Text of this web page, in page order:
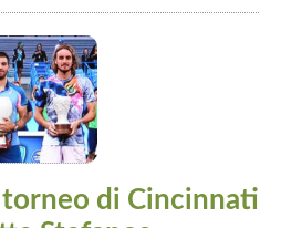
torneo di Cincinnati